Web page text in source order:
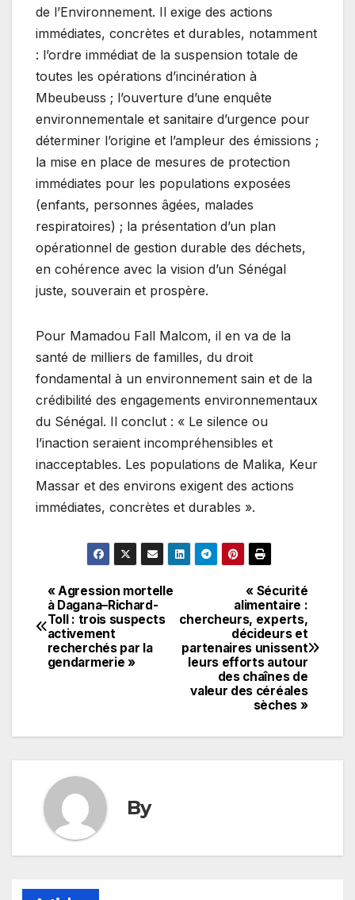
de l’Environnement. Il exige des actions
immédiates, concrètes et durables, notamment
: l’ordre immédiat de la suspension totale de
toutes les opérations d’incinération à
Mbeubeuss ; l’ouverture d’une enquête
environnementale et sanitaire d’urgence pour
déterminer l’origine et l’ampleur des émissions ;
la mise en place de mesures de protection
immédiates pour les populations exposées
(enfants, personnes âgées, malades
respiratoires) ; la présentation d’un plan
opérationnel de gestion durable des déchets,
en cohérence avec la vision d’un Sénégal
juste, souverain et prospère.
Pour Mamadou Fall Malcom, il en va de la
santé de milliers de familles, du droit
fondamental à un environnement sain et de la
crédibilité des engagements environnementaux
du Sénégal. Il conclut : « Le silence ou
l’inaction seraient incompréhensibles et
inacceptables. Les populations de Malika, Keur
Massar et des environs exigent des actions
immédiates, concrètes et durables ».
Navigation
de
l’article
« Sécurité
alimentaire :
chercheurs, experts,
décideurs et
partenaires unissent
leurs efforts autour
des chaînes de
valeur des céréales
sèches »
« Agression mortelle
à Dagana–Richard-
Toll : trois suspects
activement
recherchés par la
gendarmerie »
By